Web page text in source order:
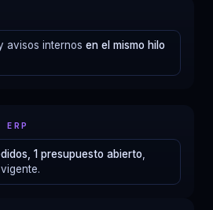
avisos internos en el mismo hilo
ERP
1 presupuesto abierto